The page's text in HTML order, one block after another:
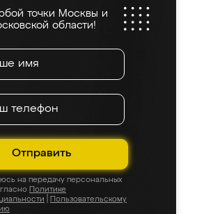
точки Москвы и
области!
Отправить
на передачу персональных
Политике
Пользовательскому